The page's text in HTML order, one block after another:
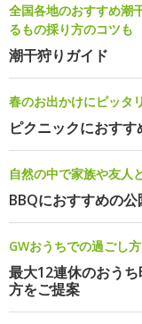
全国各地のおすすめ潮
るもの採り方のコツも
潮干狩りガイド
春のお出かけにピッタ
ピクニックにおすす
自然の中で家族や友人
BBQにおすすめの公
GWおうちでの過ごし
最大12連休のおう
方をご提案